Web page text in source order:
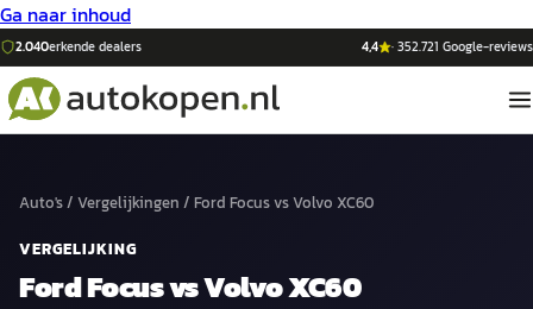
Ga naar inhoud
2.040erkende dealers 4,4 ·352.721 Google-reviews
Auto's/ Vergelijkingen / Ford FocusvsVolvo XC60
VERGELIJKING
Ford FocusvsVolvo XC60